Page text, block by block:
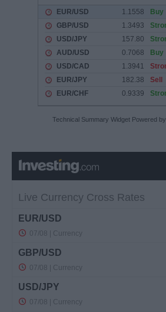
Technical Summary Widget Powered by